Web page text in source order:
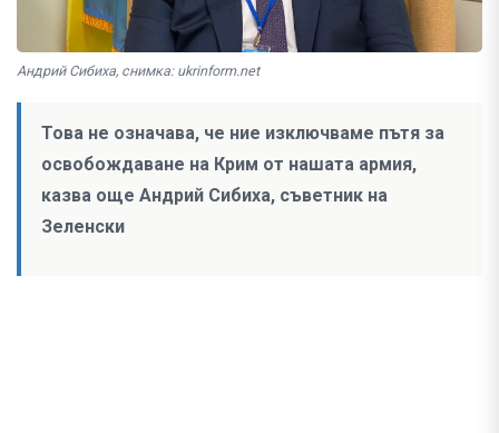
Андрий Сибиха, снимка: ukrinform.net
Това не означава, че ние изключваме пътя за
освобождаване на Крим от нашата армия,
казва още Андрий Сибиха, съветник на
Зеленски